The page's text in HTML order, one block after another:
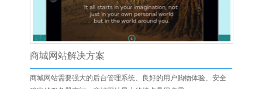
商城网站解决方案
商城网站需要强大的后台管理系统、良好的用户购物体验、安全